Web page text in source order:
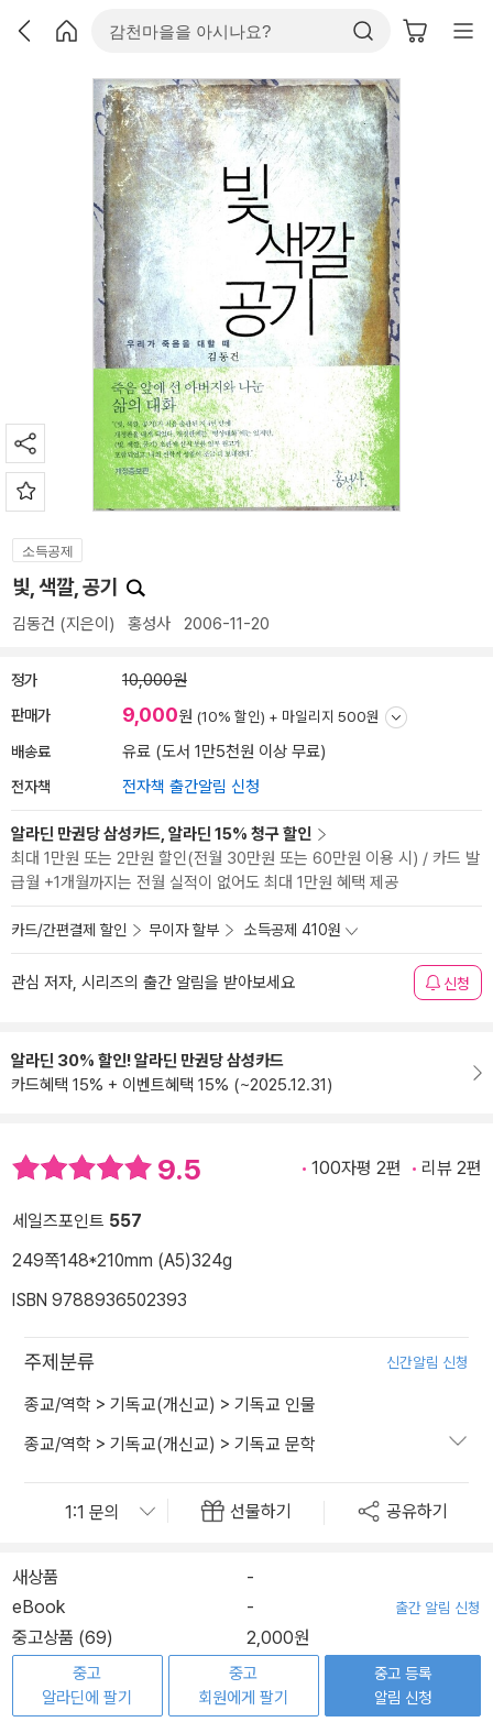
소득공제
빛, 색깔, 공기
김동건 (지은이) 홍성사 2006-11-20
정가 10,000원
판매가 9,000원 (10% 할인) + 마일리지 500원
배송료 유료 (도서 1만5천원 이상 무료)
전자책 전자책 출간알림 신청
알라딘 만권당 삼성카드, 알라딘 15% 청구 할인
최대 1만원 또는 2만원 할인(전월 30만원 또는 60만원 이용 시) / 카드 발
급월 +1개월까지는 전월 실적이 없어도 최대 1만원 혜택 제공
카드/간편결제 할인 무이자 할부 소득공제 410원
관심 저자, 시리즈의 출간 알림을 받아보세요 신청
알라딘 30% 할인! 알라딘 만권당 삼성카드
카드혜택 15% + 이벤트혜택 15% (~2025.12.31)
9.5 100자평 2편 리뷰 2편
세일즈포인트 557
249쪽148*210mm (A5)324g
ISBN 9788936502393
주제분류 신간알림 신청
종교/역학 > 기독교(개신교) > 기독교 인물
종교/역학 > 기독교(개신교) > 기독교 문학
선물하기 공유하기
새상품
-
eBook
- 출간 알림 신청
중고상품 (69) 2,000원
중고
알라딘에 팔기
중고
회원에게 팔기
중고 등록
알림 신청